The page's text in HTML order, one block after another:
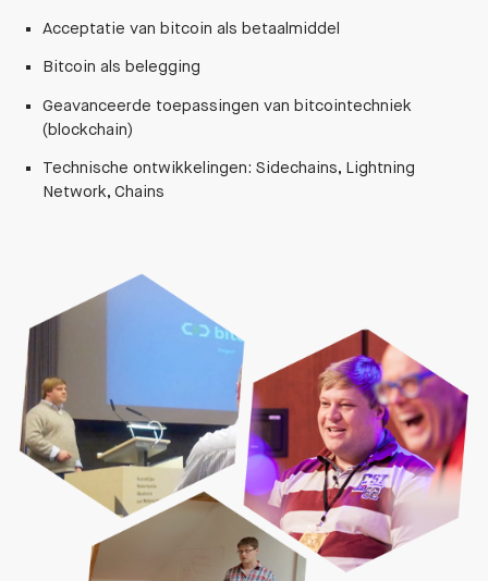
Acceptatie van bitcoin als betaalmiddel
Bitcoin als belegging
Geavanceerde toepassingen van bitcointechniek
(blockchain)
Technische ontwikkelingen: Sidechains, Lightning
Network, Chains